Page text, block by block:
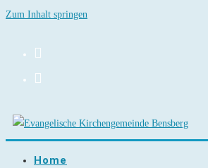
Zum Inhalt springen
Home